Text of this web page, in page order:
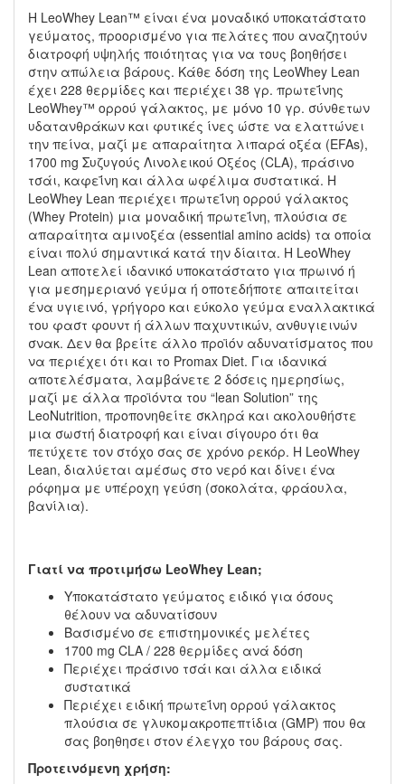
H LeoWhey Lean™ είναι ένα μοναδικό υποκατάστατο
γεύματος, προορισμένο για πελάτες που αναζητούν
διατροφή υψηλής ποιότητας για να τους βοηθήσει
στην απώλεια βάρους. Κάθε δόση της LeoWhey Lean
έχει 228 θερμίδες και περιέχει 38 γρ. πρωτεΐνης
LeoWhey™ ορρού γάλακτος, με μόνο 10 γρ. σύνθετων
υδατανθράκων και φυτικές ίνες ώστε να ελαττώνει
την πείνα, μαζί με απαραίτητα λιπαρά οξέα (EFAs),
1700 mg Συζυγούς Λινολεικού Οξέος (CLA), πράσινο
τσάι, καφεΐνη και άλλα ωφέλιμα συστατικά. Η
LeoWhey Lean περιέχει πρωτεΐνη ορρού γάλακτος
(Whey Protein) μια μοναδική πρωτεΐνη, πλούσια σε
απαραίτητα αμινοξέα (essential amino acids) τα οποία
είναι πολύ σημαντικά κατά την δίαιτα. Η LeoWhey
Lean αποτελεί ιδανικό υποκατάστατο για πρωινό ή
για μεσημεριανό γεύμα ή οποτεδήποτε απαιτείται
ένα υγιεινό, γρήγορο και εύκολο γεύμα εναλλακτικά
του φαστ φουντ ή άλλων παχυντικών, ανθυγιεινών
σνακ. Δεν θα βρείτε άλλο προϊόν αδυνατίσματος που
να περιέχει ότι και το Promax Diet. Για ιδανικά
αποτελέσματα, λαμβάνετε 2 δόσεις ημερησίως,
μαζί με άλλα προϊόντα του “lean Solution” της
LeoNutrition, προπονηθείτε σκληρά και ακολουθήστε
μια σωστή διατροφή και είναι σίγουρο ότι θα
πετύχετε τον στόχο σας σε χρόνο ρεκόρ. Η LeoWhey
Lean, διαλύεται αμέσως στο νερό και δίνει ένα
ρόφημα με υπέροχη γεύση (σοκολάτα, φράουλα,
βανίλια).
Γιατί να προτιμήσω LeoWhey Lean;
Υποκατάστατο γεύματος ειδικό για όσους
θέλουν να αδυνατίσουν
Βασισμένο σε επιστημονικές μελέτες
1700 mg CLA / 228 θερμίδες ανά δόση
Περιέχει πράσινο τσάι και άλλα ειδικά
συστατικά
Περιέχει ειδική πρωτεΐνη ορρού γάλακτος
πλούσια σε γλυκομακροπεπτίδια (GMP) που θα
σας βοηθησει στον έλεγχο του βάρους σας.
Προτεινόμενη χρήση: